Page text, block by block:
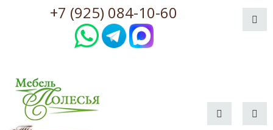
+7 (925) 084-10-60